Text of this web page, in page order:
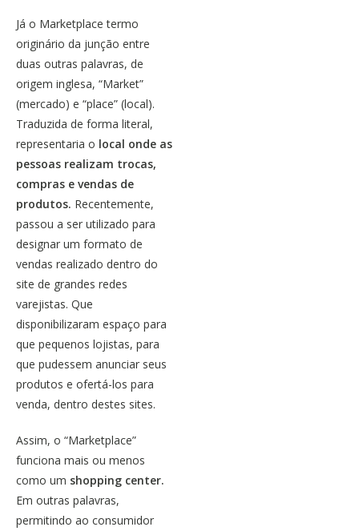
Já o Marketplacetermo
originário da junção entre
duas outras palavras, de
origem inglesa, “Market”
(mercado) e “place” (local).
Traduzida de forma literal,
representaria o local onde as
pessoas realizam trocas,
compras e vendas de
produtos. Recentemente,
passou a ser utilizado para
designar um formato de
vendas realizado dentro do
site de grandes redes
varejistas. Que
disponibilizaram espaço para
que pequenos lojistas, para
que pudessem anunciar seus
produtos e ofertá-los para
venda, dentro destes sites.
Assim, o “Marketplace”
funciona mais ou menos
como um shopping center.
Em outras palavras,
permitindo ao consumidor